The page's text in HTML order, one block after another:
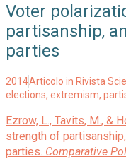
Voter
partisanship,
parties
2014Articolo in Rivista
elections, extremism,
Ezrow, L., Tavits, M., &
strength of
parties. Comparative